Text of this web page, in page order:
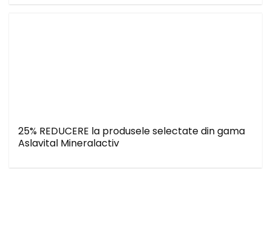
25% REDUCERE la produsele selectate din gama
Aslavital Mineralactiv